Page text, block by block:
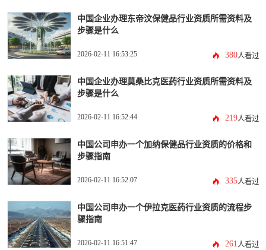
中国企业办理东帝汶保健品行业资质所需资料及
步骤是什么
2026-02-11 16:53:25 380人看过
中国企业办理莫桑比克医药行业资质所需资料及
步骤是什么
2026-02-11 16:52:44 219人看过
中国公司申办一个加纳保健品行业资质的价格和
步骤指南
2026-02-11 16:52:07 335人看过
中国公司申办一个伊拉克医药行业资质的流程步
骤指南
2026-02-11 16:51:47 261人看过